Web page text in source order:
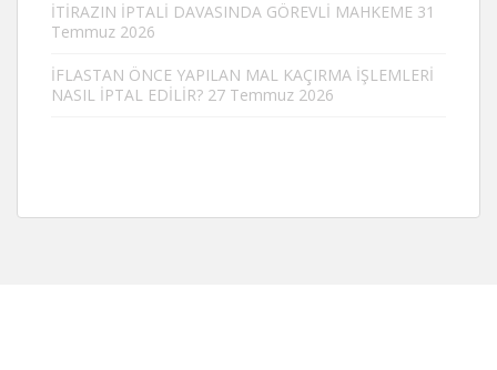
İTİRAZIN İPTALİ DAVASINDA GÖREVLİ MAHKEME 31
Temmuz 2026
İFLASTAN ÖNCE YAPILAN MAL KAÇIRMA İŞLEMLERİ
NASIL İPTAL EDİLİR? 27 Temmuz 2026